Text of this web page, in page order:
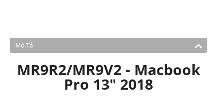
Mô Tả
MR9R2/MR9V2 - Macbook
Pro 13" 2018